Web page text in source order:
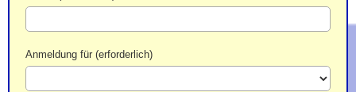
Anmeldung für (erforderlich)